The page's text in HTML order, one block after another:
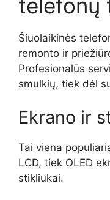
telefonų
Šiuolaikinės
remonto ir
Profesionalūs
smulkių, tiek dėl
Ekrano ir
Tai viena
LCD, tiek OLED
stikliukai.